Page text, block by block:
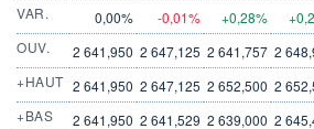
VAR.
0,00% -0,01% +0,28%
OUV.
2 641,950 2 647,125 2 641,757 2
+HAUT 2 641,950 2 647,125 2 652,500 2
+BAS
2 641,950 2 641,529 2 639,000 2